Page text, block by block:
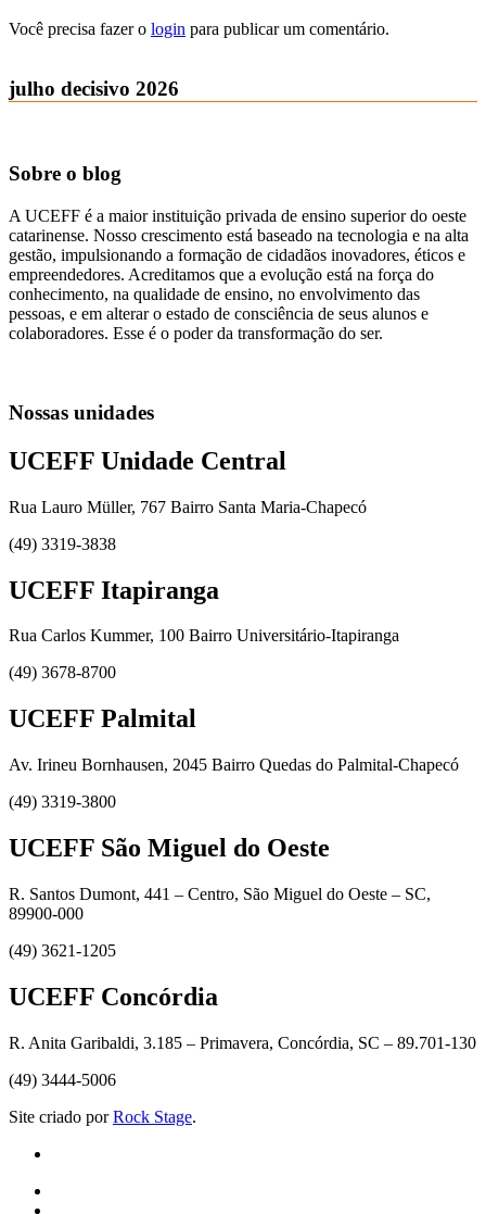
Você precisa fazer o login para publicar um comentário.
julho decisivo 2026
Sobre o blog
A UCEFF é a maior instituição privada de ensino superior do oeste
catarinense. Nosso crescimento está baseado na tecnologia e na alta
gestão, impulsionando a formação de cidadãos inovadores, éticos e
empreendedores. Acreditamos que a evolução está na força do
conhecimento, na qualidade de ensino, no envolvimento das
pessoas, e em alterar o estado de consciência de seus alunos e
colaboradores. Esse é o poder da transformação do ser.
Nossas unidades
UCEFF Unidade Central
Rua Lauro Müller, 767 Bairro Santa Maria-Chapecó
(49) 3319-3838
UCEFF Itapiranga
Rua Carlos Kummer, 100 Bairro Universitário-Itapiranga
(49) 3678-8700
UCEFF Palmital
Av. Irineu Bornhausen, 2045 Bairro Quedas do Palmital-Chapecó
(49) 3319-3800
UCEFF São Miguel do Oeste
R. Santos Dumont, 441 – Centro, São Miguel do Oeste – SC,
89900-000
(49) 3621-1205
UCEFF Concórdia
R. Anita Garibaldi, 3.185 – Primavera, Concórdia, SC – 89.701-130
(49) 3444-5006
Site criado porRock Stage.